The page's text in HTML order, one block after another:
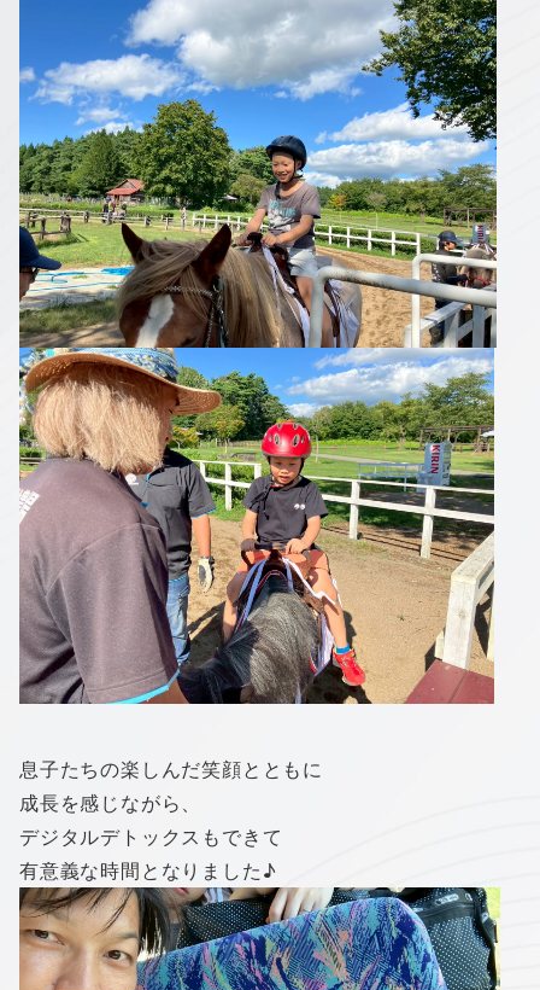
息子たちの楽しんだ笑顔とともに
成長を感じながら、
デジタルデトックスもできて
有意義な時間となりました♪